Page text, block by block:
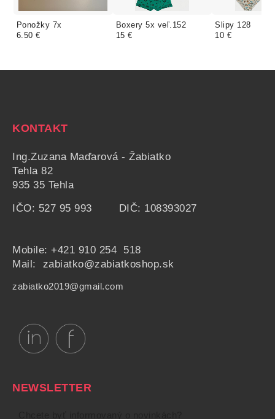
Ponožky 7x
6.50 €
Boxery 5x veľ.152
15 €
Slipy 128
10 €
KONTAKT
Ing.Zuzana Maďarová - Žabiatko
Tehla 82
935 35 Tehla
IČO: 527 95 993 DIČ: 108393027
Mobile: +421 910 254 518
Mail: zabiatko@zabiatkoshop.sk
zabiatko2019@gmail.com
NEWSLETTER